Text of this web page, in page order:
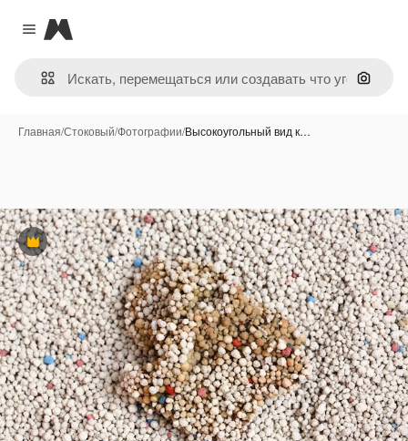
Close menu
Magnific
Поиск
Главная/Стоковый/Фотографии/Высокоугольный вид к…
Премиум